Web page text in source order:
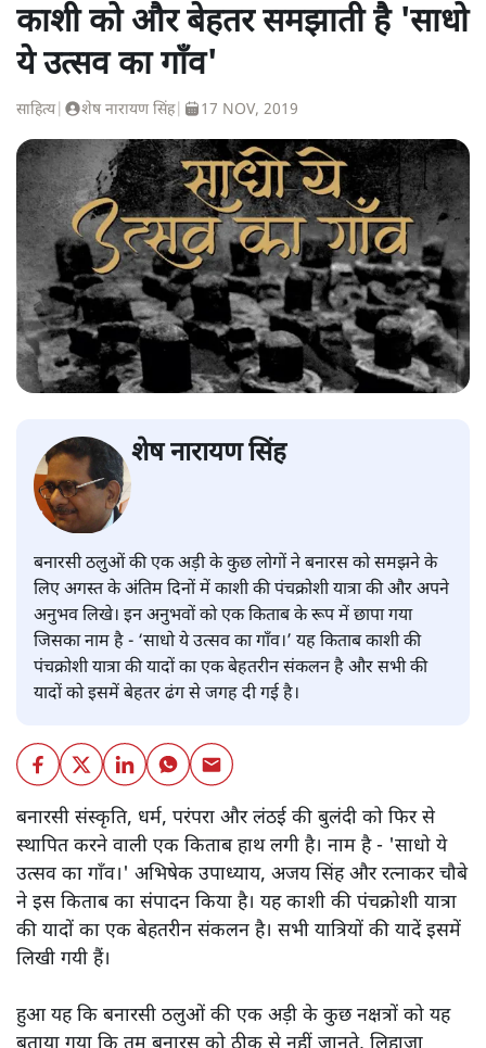
काशी को और बेहतर समझाती है 'साधो
ये उत्सव का गाँव'
साहित्य| शेष नारायण सिंह| 17 NOV, 2019
शेष नारायण सिंह
बनारसी ठलुओं की एक अड़ी के कुछ लोगों ने बनारस को समझने के
लिए अगस्त के अंतिम दिनों में काशी की पंचक्रोशी यात्रा की और अपने
अनुभव लिखे। इन अनुभवों को एक किताब के रूप में छापा गया
जिसका नाम है - ‘साधो ये उत्सव का गाँव।’ यह किताब काशी की
पंचक्रोशी यात्रा की यादों का एक बेहतरीन संकलन है और सभी की
यादों को इसमें बेहतर ढंग से जगह दी गई है।
बनारसी संस्कृति, धर्म, परंपरा और लंठई की बुलंदी को फिर से
स्थापित करने वाली एक किताब हाथ लगी है। नाम है - 'साधो ये
उत्सव का गाँव।' अभिषेक उपाध्याय, अजय सिंह और रत्नाकर चौबे
ने इस किताब का संपादन किया है। यह काशी की पंचक्रोशी यात्रा
की यादों का एक बेहतरीन संकलन है। सभी यात्रियों की यादें इसमें
लिखी गयी हैं।
हुआ यह कि बनारसी ठलुओं की एक अड़ी के कुछ नक्षत्रों को यह